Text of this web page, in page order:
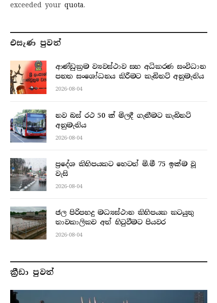
exceeded your quota.
එසැණ පුව​ත්
ආණ්ඩුක්‍රම ව්‍යවස්ථාව සහ අධිකරණ සංවිධාන
පනත සංශෝධනය කිරීමට කැබිනට් අනුමැතිය
2026-08-04
නව බස් රථ 50 ක් මිලදී ගැනීමට කැබිනට්
අනුමැතිය
2026-08-04
ප්‍රදේශ කිහිපයකට හෙටත් මි.මී 75 ඉක්ම වූ
වැසි
2026-08-04
ජල පිරිපහදු මධ්‍යස්ථාන කිහිපයක කටයුතු
තාවකාලිකව අත් හිටුවීමට පියවර
2026-08-04
ක්‍රීඩා පුවත්